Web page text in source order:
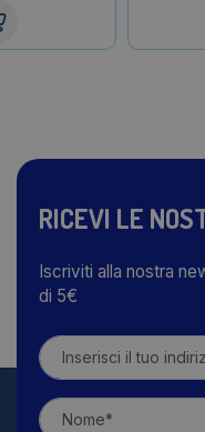
RICEVI LE
Iscriviti alla nostra
di 5€